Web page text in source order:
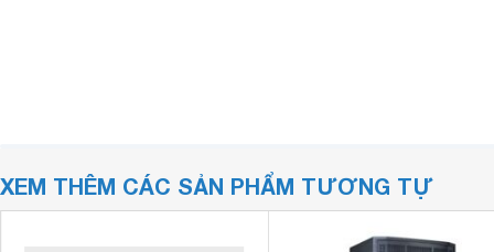
XEM THÊM CÁC SẢN PHẨM TƯƠNG TỰ